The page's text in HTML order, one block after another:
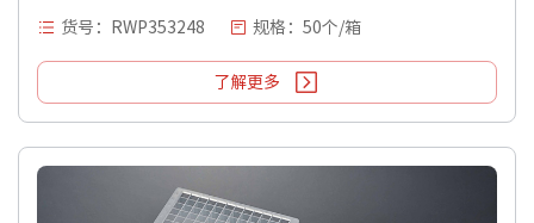
货号：RWP353248 规格：50个/箱
了解更多